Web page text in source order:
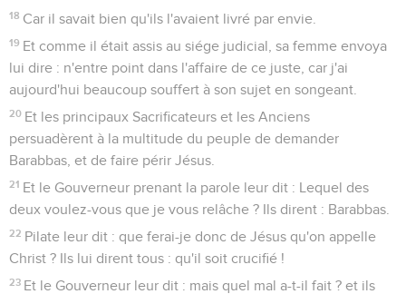
18 Car il savait bien qu'ils l'avaient livré par envie.
19 Et comme il était assis au siége judicial, sa femme envoya
lui dire : n'entre point dans l'affaire de ce juste, car j'ai
aujourd'hui beaucoup souffert à son sujet en songeant.
20 Et les principaux Sacrificateurs et les Anciens
persuadèrent à la multitude du peuple de demander
Barabbas, et de faire périr Jésus.
21 Et le Gouverneur prenant la parole leur dit : Lequel des
deux voulez-vous que je vous relâche ? Ils dirent : Barabbas.
22 Pilate leur dit : que ferai-je donc de Jésus qu'on appelle
Christ ? Ils lui dirent tous : qu'il soit crucifié !
23 Et le Gouverneur leur dit : mais quel mal a-t-il fait ? et ils